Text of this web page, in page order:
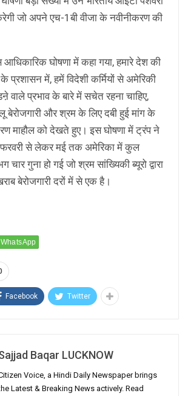
जो अपने एच-1बी वीजा के नवीनीकरण की
आधिकारिक घोषणा में कहा गया, हमारे देश की
प्रशासन में, हमें विदेशी कर्मियों से अमेरिकी
वाले प्रभाव के बारे में सचेत रहना चाहिए,
और श्रम के लिए दबी हुई मांग के
माहौल को देखते हुए। इस घोषणा में ट्रंप ने
से लेकर मई तक अमेरिका में कुल
चार गुना हो गई जो श्रम सांख्यिकी ब्यूरो द्वारा
बेरोजगारी दरों में से एक है।
Facebook Twitter
Baqar LUCKNOW
Voice, a Hindi Daily Newspaper brings
Latest & Breaking News actively. Read